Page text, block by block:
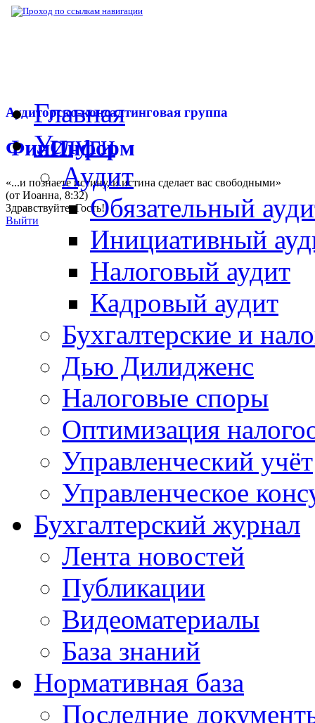
Аудиторско-консалтинговая группа
ФинИнформ
«...и познаете истину, и истина сделает вас свободными»
(от Иоанна, 8:32)
Здравствуйте,Гость!
Выйти
Главная
Услуги
Аудит
Обязательный
Инициативный
Налоговый аудит
Кадровый аудит
Бухгалтерские и
Дью Дилидженс
Налоговые споры
Оптимизация
Управленческий учёт
Управленческое
Бухгалтерский журнал
Лента новостей
Публикации
Видеоматериалы
База знаний
Нормативная база
Последние